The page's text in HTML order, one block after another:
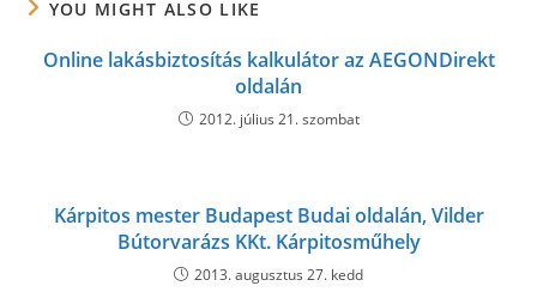
YOU MIGHT ALSO LIKE
Online lakásbiztosítás kalkulátor az AEGONDirekt
oldalán
2012. július 21. szombat
Kárpitos mester Budapest Budai oldalán, Vilder
Bútorvarázs KKt. Kárpitosműhely
2013. augusztus 27. kedd